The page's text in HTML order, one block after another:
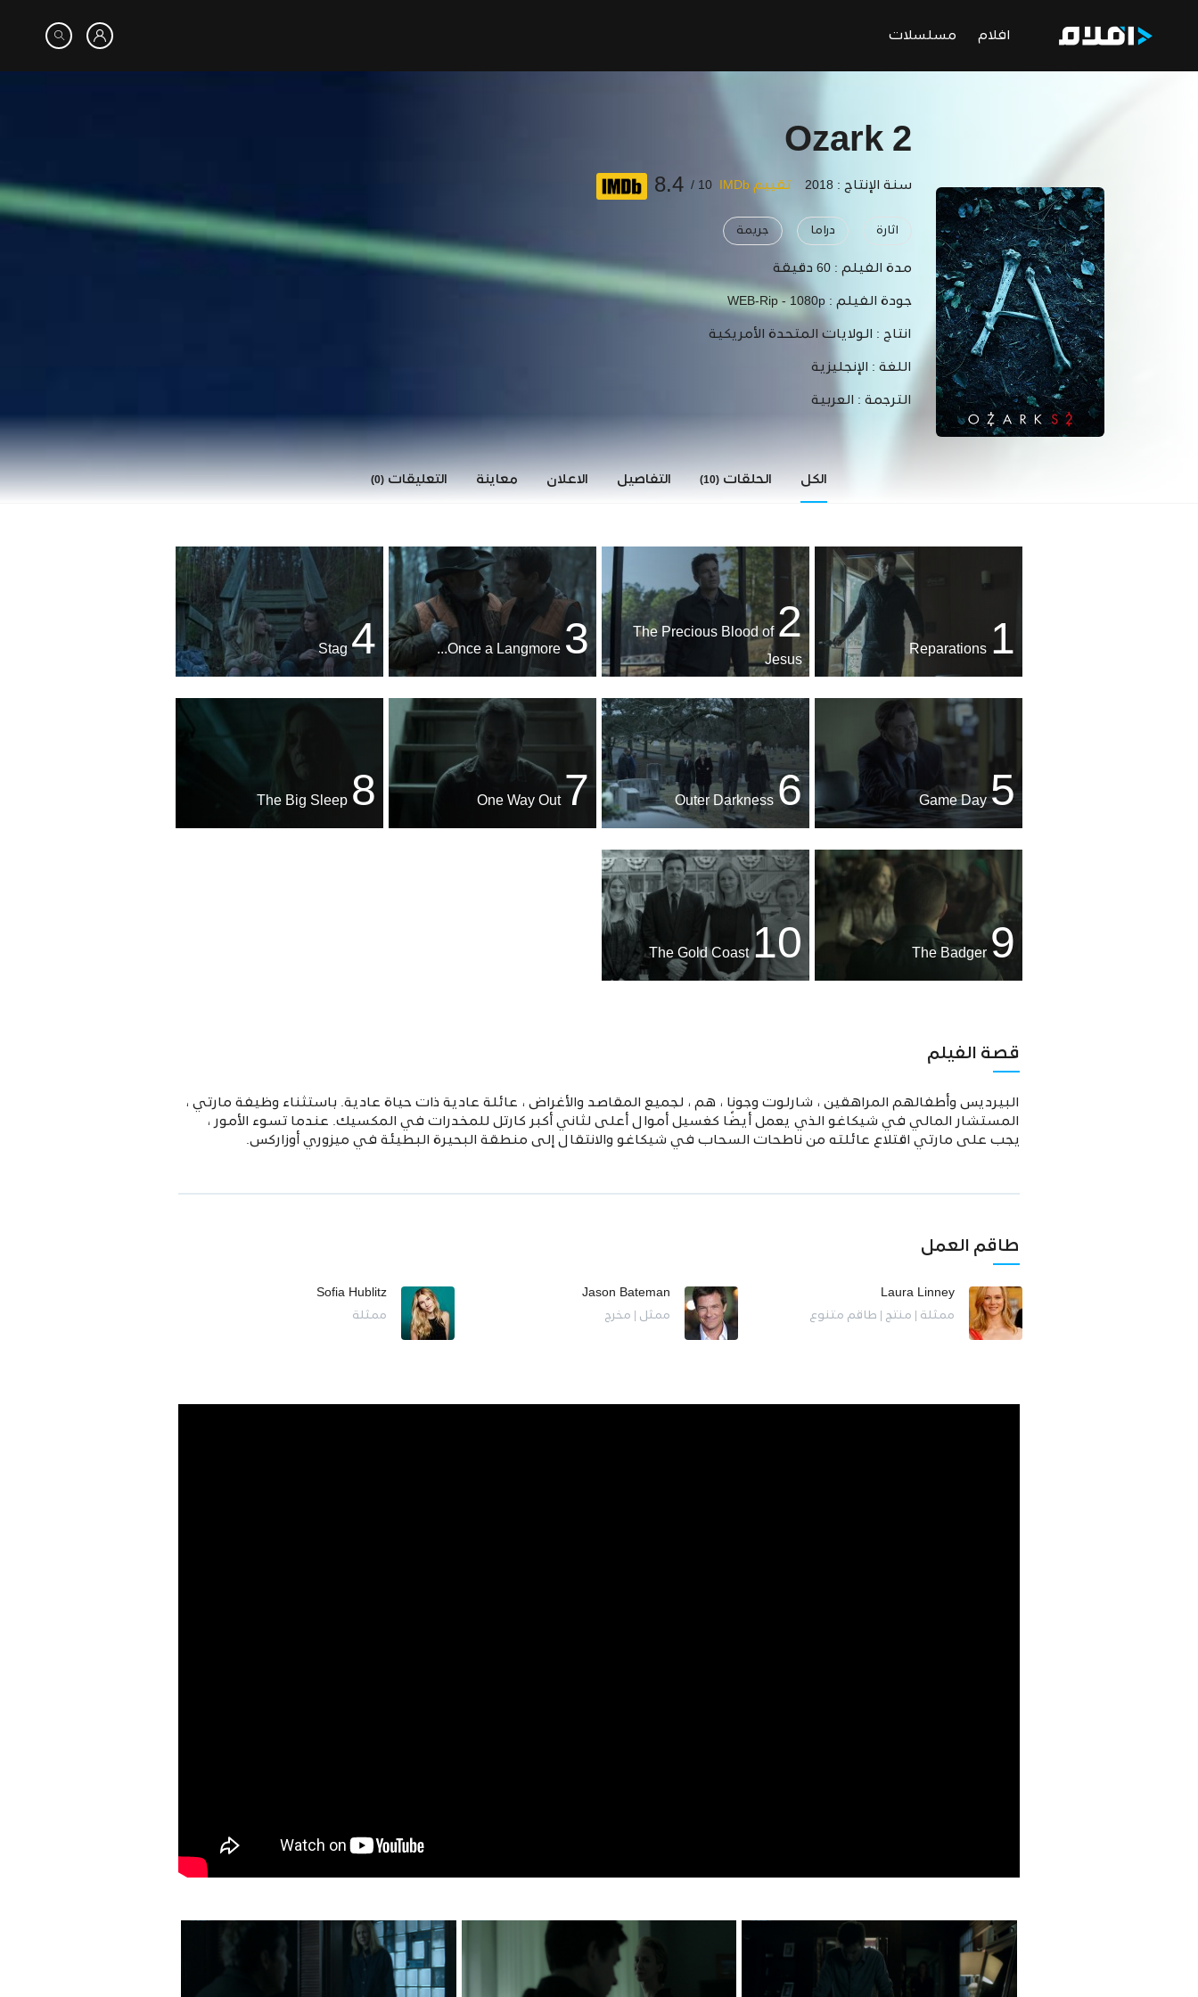
افلام مسلسلات
Ozark 2
سنة الإنتاج : 2018 تقييم IMDb 10 /
8.4
اثارة دراما جريمة
مدة الفيلم :60 دقيقة
جودة الفيلم :WEB-Rip - 1080p
انتاج : الولايات المتحدة الأمريكية
اللغة : الإنجليزية
الترجمة : العربية
الكل الحلقات (10) التفاصيل الاعلان معاينة التعليقات (0)
1
2
The Precious Blood of
Jesus
3
4
5
6
7
One Way Out
8
9
10
The Gold Coast
قصة الفيلم
البيرديس وأطفالهم المراهقين ، شارلوت وجونا ، هم ، لجميع المقاصد والأغراض ، عائلة عادية ذات حياة عادية. باستثناء وظيفة مارتي ،
المستشار المالي في شيكاغو الذي يعمل أيضًا كغسيل أموال أعلى لثاني أكبر كارتل للمخدرات في المكسيك. عندما تسوء الأمور ،
يجب على مارتي اقتلاع عائلته من ناطحات السحاب في شيكاغو والانتقال إلى منطقة البحيرة البطيئة في ميزوري أوزاركس.
طاقم العمل
Laura Linney
ممثلة | منتج | طاقم متنوع
Jason Bateman
ممثل | مخرج
Sofia Hublitz
ممثلة